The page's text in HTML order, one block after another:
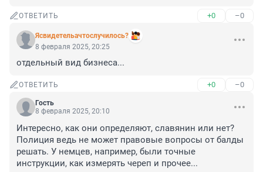
ОТВЕТИТЬ +0 –0
Ясвидетельачтослучилось?
8 февраля 2025, 20:25
отдельный вид бизнеса...
ОТВЕТИТЬ +0 –0
Гость
8 февраля 2025, 20:10
Интересно, как они определяют, славянин или нет?
Полиция ведь не может правовые вопросы от балды
решать. У немцев, например, были точные
инструкции, как измерять череп и прочее...